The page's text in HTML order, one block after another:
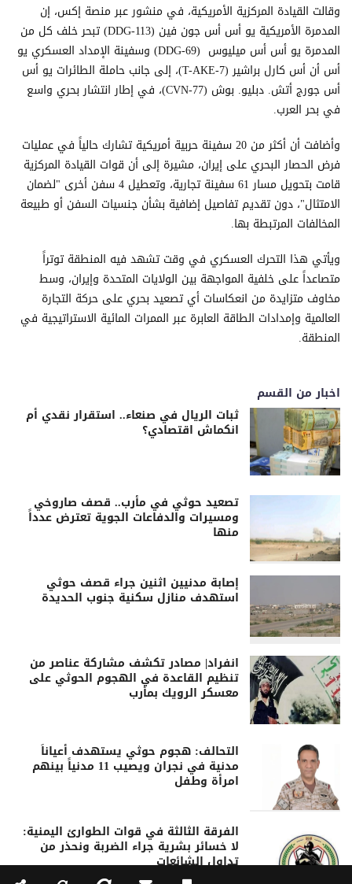
وقالت القيادة المركزية الأمريكية، في منشور عبر منصة إكس، إن
المدمرة الأمريكية يو أس أس جون فين (DDG-113) تبحر خلف كل من
المدمرة يو أس أس ميليوس (DDG-69) وسفينة الإمداد العسكري يو
أس أن أس كارل براشير (T-AKE-7)، إلى جانب حاملة الطائرات يو أس
أس جورج أتش. دبليو. بوش (CVN-77)، في إطار انتشار بحري واسع
في بحر العرب.
وأضافت أن أكثر من 20 سفينة حربية أمريكية تشارك حالياً في عمليات
فرض الحصار البحري على إيران، مشيرة إلى أن قوات القيادة المركزية
قامت بتحويل مسار 61 سفينة تجارية، وتعطيل 4 سفن أخرى "لضمان
الامتثال"، دون تقديم تفاصيل إضافية بشأن جنسيات السفن أو طبيعة
المخالفات المرتبطة بها.
ويأتي هذا التحرك العسكري في وقت تشهد فيه المنطقة توتراً
متصاعداً على خلفية المواجهة بين الولايات المتحدة وإيران، وسط
مخاوف متزايدة من انعكاسات أي تصعيد بحري على حركة التجارة
العالمية وإمدادات الطاقة العابرة عبر الممرات المائية الاستراتيجية في
المنطقة.
اخبار من القسم
ثبات الريال في صنعاء.. استقرار نقدي أم
انكماش اقتصادي؟
تصعيد حوثي في مأرب.. قصف صاروخي
ومسيرات والدفاعات الجوية تعترض عدداً
منها
إصابة مدنيين اثنين جراء قصف حوثي
استهدف منازل سكنية جنوب الحديدة
انفراد| مصادر تكشف مشاركة عناصر من
تنظيم القاعدة في الهجوم الحوثي على
معسكر الرويك بمأرب
التحالف: هجوم حوثي يستهدف أعياناً
مدنية في نجران ويصيب 11 مدنياً بينهم
امرأة وطفل
الفرقة الثالثة في قوات الطوارئ اليمنية:
لا خسائر بشرية جراء الضربة ونحذر من
تداول الشائعات